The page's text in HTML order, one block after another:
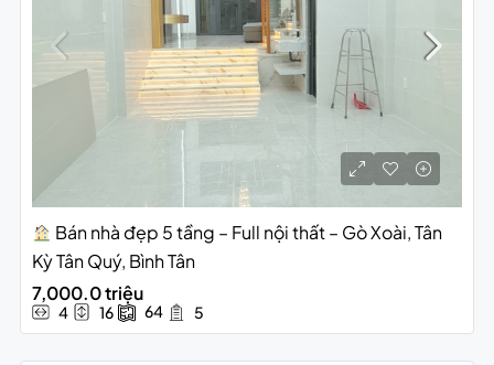
Bán nhà đẹp 5 tầng – Full nội thất – Gò Xoài, Tân
Kỳ Tân Quý, Bình Tân
7,000.0 triệu
4 16 64 5